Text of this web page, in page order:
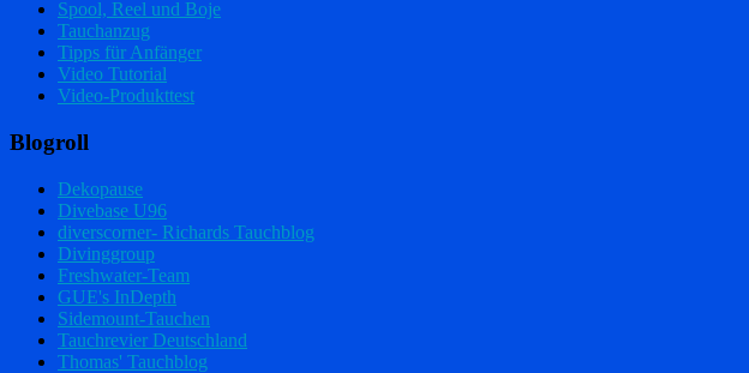
Spool, Reel und Boje
Tauchanzug
Tipps für Anfänger
Video Tutorial
Video-Produkttest
Blogroll
Dekopause
Divebase U96
diverscorner- Richards Tauchblog
Divinggroup
Freshwater-Team
GUE's InDepth
Sidemount-Tauchen
Tauchrevier Deutschland
Thomas' Tauchblog